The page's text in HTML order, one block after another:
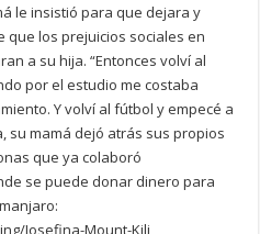
le insistió para que dejara y
que los prejuicios sociales en
a su hija. “Entonces volví al
por el estudio me costaba
Y volví al fútbol y empecé a
su mamá dejó atrás sus propios
que ya colaboró
se puede donar dinero para
Josefina-Mount-Kili